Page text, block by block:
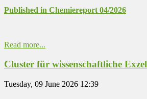
Published in Chemiereport 04/2026
Read more...
Cluster für wissenschaftliche
Tuesday, 09 June 2026 12:39